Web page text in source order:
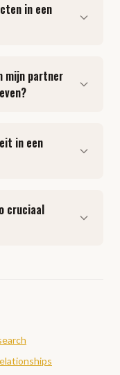
in een
mijn partner
in een
cruciaal